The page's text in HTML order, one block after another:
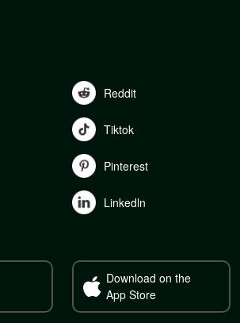
Reddit
Tiktok
Pinterest
Linkedln
Download on the
App Store